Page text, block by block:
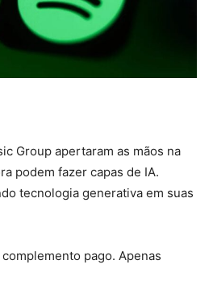
Group apertaram as mãos na
podem fazer capas de IA.
tecnologia generativa em suas
pago. Apenas